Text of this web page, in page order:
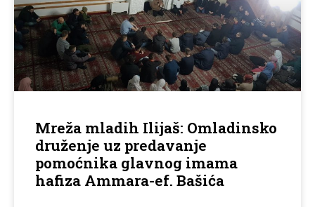
Mreža mladih Ilijaš: Omladinsko
druženje uz predavanje
pomoćnika glavnog imama
hafiza Ammara-ef. Bašića